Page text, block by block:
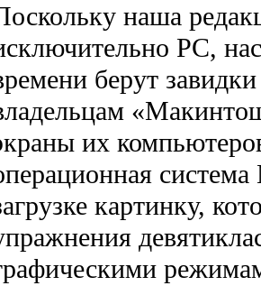
наша
PC,
берут
их
картинку,